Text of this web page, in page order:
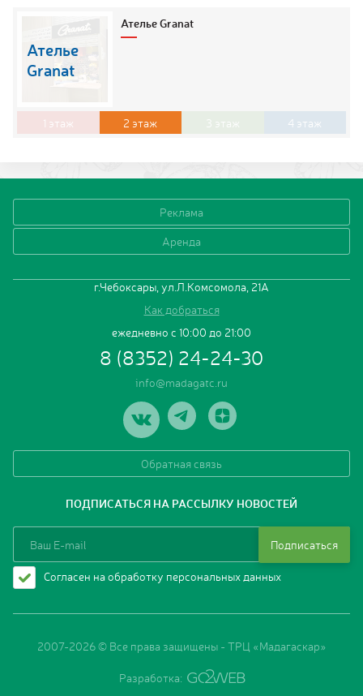
Ателье
Granat
Ателье Granat
1 этаж 2 этаж 3 этаж 4 этаж
Реклама
Аренда
г.Чебоксары, ул.Л.Комсомола, 21А
Как добраться
ежедневно с 10:00 до 21:00
8 (8352) 24-24-30
info@madagatc.ru
Обратная связь
ПОДПИСАТЬСЯ НА РАССЫЛКУ НОВОСТЕЙ
Подписаться
Согласен на обработку персональных данных
2007-2026 © Все права защищены - ТРЦ «Мадагаскар»
Разработка: